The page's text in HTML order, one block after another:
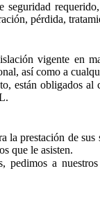
pérdida,
vigente en
así como a
obligados
prestación de
que le asisten.
a